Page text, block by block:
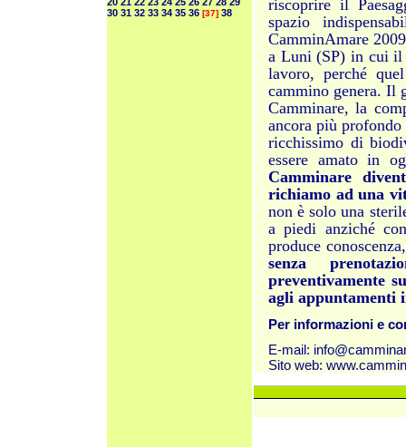
30 31 32 33 34 35 36 [37] 38
riscoprire il
spazio
CamminAmare
a Luni (SP) in cui il
lavoro, perché
cammino genera. Il
Camminare, la
ancora più
ricchissimo di
essere amato in
Camminare
richiamo ad una
non è solo una
a piedi anziché
produce
senza
preventivamente
agli appuntamenti
Per informazioni e
E-mail:
Sito web: